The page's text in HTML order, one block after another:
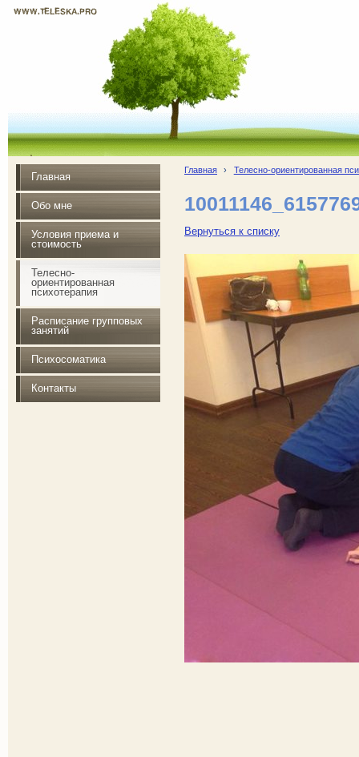
Почувствуй радость жизни
WWW.TELESKA.PRO
Главная
Обо мне
Условия приема и
стоимость
Телесно-
ориентированная
психотерапия
Расписание групповых
занятий
Психосоматика
Контакты
Главная › Телесно-ориентированная
Вернуться к списку